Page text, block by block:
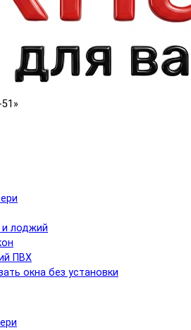
и лоджий
ПВХ
окна без установки